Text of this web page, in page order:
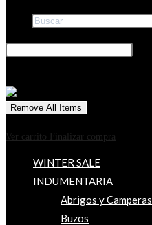
Remove All Items
Ver carrito
Finalizar compra
WINTER SALE
INDUMENTARIA
Abrigos y Camperas
Buzos